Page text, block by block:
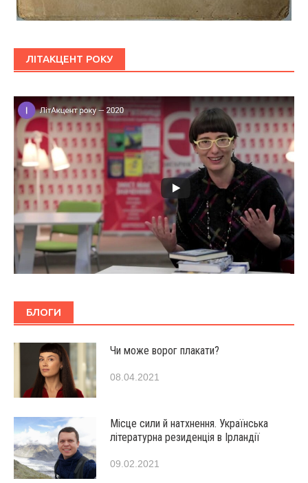
ЛІТАКЦЕНТ РОКУ
БЛОГИ
Чи може ворог плакати?
08.04.2021
Місце сили й натхнення. Українська
літературна резиденція в Ірландії
09.02.2021